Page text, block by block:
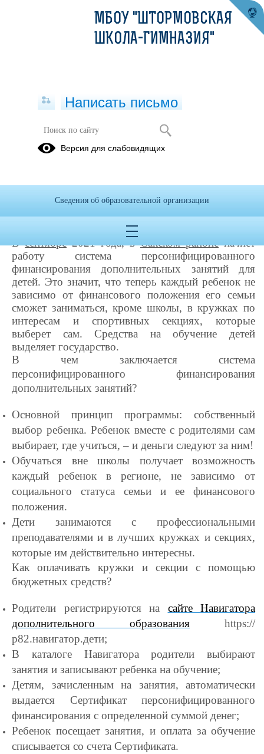
Персонифицированное
финансирование
Качественное дополнительное
обучение доступно всем!
Всентябре2021 года, вСакском районеначнет
работу система персонифицированного
финансирования дополнительных занятий для
детей. Это значит, что теперь каждый ребенок не
зависимо от финансового положения его семьи
сможет заниматься, кроме школы, в кружках по
интересам и спортивных секциях, которые
выберет сам. Средства на обучение детей
выделяет государство.
В чем заключается система
персонифицированного финансирования
дополнительных занятий?
Основной принцип программы: собственный
выбор ребенка. Ребенок вместе с родителями сам
выбирает, где учиться, – и деньги следуют за ним!
Обучаться вне школы получает возможность
каждый ребенок в регионе, не зависимо от
социального статуса семьи и ее финансового
положения.
Дети занимаются с профессиональными
преподавателями и в лучших кружках и секциях,
которые им действительно интересны.
Как оплачивать кружки и секции с помощью
бюджетных средств?
Родители регистрируются на сайте Навигатора
дополнительного образования https://
р82.навигатор.дети;
В каталоге Навигатора родители выбирают
занятия и записывают ребенка на обучение;
Детям, зачисленным на занятия, автоматически
выдается Сертификат персонифицированного
финансирования с определенной суммой денег;
Ребенок посещает занятия, и оплата за обучение
списывается со счета Сертификата.
МБОУ "ШТОРМОВСКАЯ
ШКОЛА-ГИМНАЗИЯ"
Написать письмо
Версия для слабовидящих
Сведения об образовательной организации